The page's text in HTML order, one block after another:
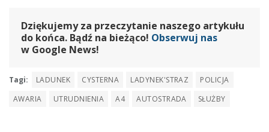
Dziękujemy za przeczytanie naszego artykułu
do końca. Bądź na bieżąco! Obserwuj nas
w Google News!
Tagi: LADUNEK CYSTERNA LADYNEK'STRAZ
POLICJA
AWARIA
UTRUDNIENIA A4 AUTOSTRADA SŁUŻBY